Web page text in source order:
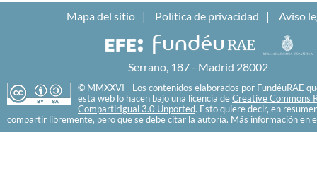
Mapa del sitio Política de privacidad Aviso
Serrano, 187 - Madrid 28002
© MMXXVI - Los contenidos elaborados por FundéuRAE
esta web lo hacen bajo una licencia de Creative Commons
CompartirIgual 3.0 Unported. Esto quiere decir, en
compartir libremente, pero que se debe citar la autoría. Más información en